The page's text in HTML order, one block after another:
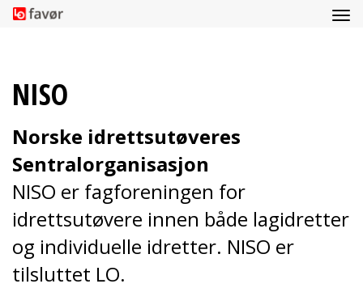
NISO
Norske idrettsutøveres
Sentralorganisasjon
NISO er fagforeningen for
idrettsutøvere innen både lagidretter
og individuelle idretter. NISO er
tilsluttet LO.